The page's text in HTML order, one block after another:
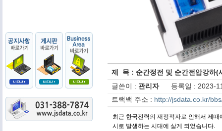
제 목 : 순간정전 및 순간전압강하(
글쓴이 : 관리자등록일 : 2023-
트랙백 주소 : http://jsdata.co.kr/
최근 한국전력의 재정적자로 인해서 제
시로 발생하는 시대에 살게 되었습니다.